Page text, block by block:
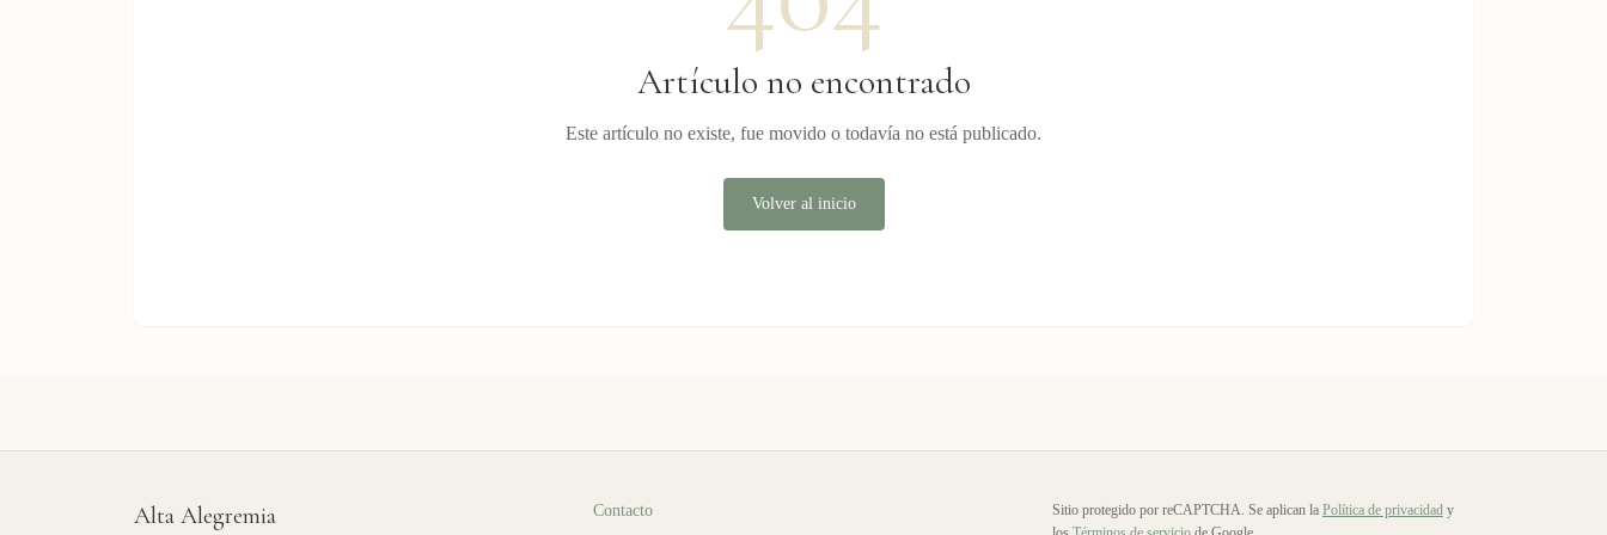
Artículo no encontrado
Este artículo no existe, fue movido o todavía no está publicado.
Volver al inicio
Alta Alegremia Contacto Sitio protegido por reCAPTCHA. Se aplican la Política de privacidad y